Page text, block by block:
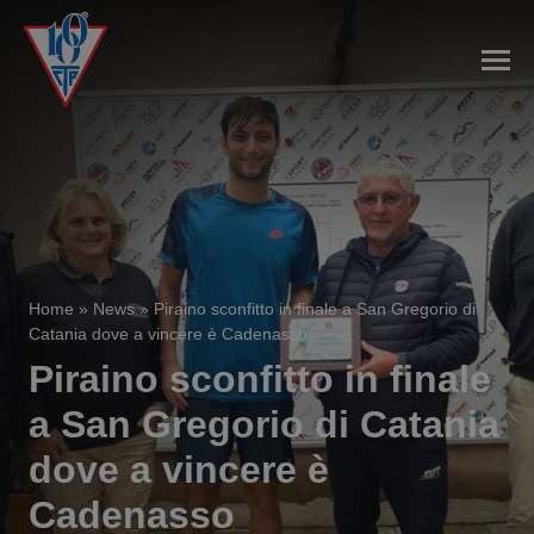
Home » News» Piraino sconfitto in finale a San Gregorio di
Catania dove a vincere è Cadenasso
Piraino sconfitto in finale
a San Gregorio di Catania
dove a vincere è
Cadenasso